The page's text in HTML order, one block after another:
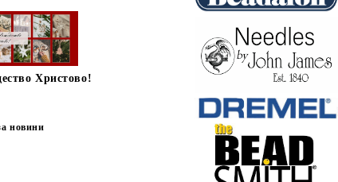
Христово!
новини